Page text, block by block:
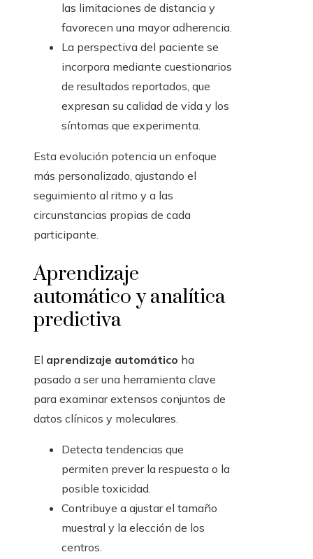
las limitaciones de distancia y
favorecen una mayor adherencia.
La perspectiva del paciente se
incorpora mediante cuestionarios
de resultados reportados, que
expresan su calidad de vida y los
síntomas que experimenta.
Esta evolución potencia un enfoque
más personalizado, ajustando el
seguimiento al ritmo y a las
circunstancias propias de cada
participante.
Aprendizaje
automático y analítica
predictiva
El aprendizaje automático ha
pasado a ser una herramienta clave
para examinar extensos conjuntos de
datos clínicos y moleculares.
Detecta tendencias que
permiten prever la respuesta o la
posible toxicidad.
Contribuye a ajustar el tamaño
muestral y la elección de los
centros.